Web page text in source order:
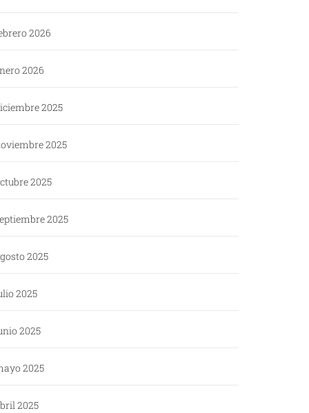
2026
2026
2025
2025
2025
2025
2025
2025
2025
2025
2025